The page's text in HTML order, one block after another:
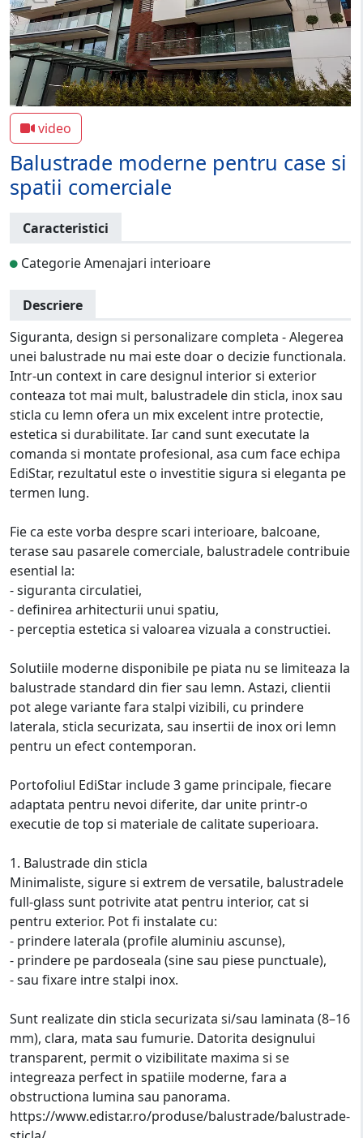
video
Balustrade moderne pentru case si
spatii comerciale
Caracteristici
Categorie Amenajari interioare
Descriere
Siguranta, design si personalizare completa - Alegerea
unei balustrade nu mai este doar o decizie functionala.
Intr-un context in care designul interior si exterior
conteaza tot mai mult, balustradele din sticla, inox sau
sticla cu lemn ofera un mix excelent intre protectie,
estetica si durabilitate. Iar cand sunt executate la
comanda si montate profesional, asa cum face echipa
EdiStar, rezultatul este o investitie sigura si eleganta pe
termen lung.
Fie ca este vorba despre scari interioare, balcoane,
terase sau pasarele comerciale, balustradele contribuie
esential la:
- siguranta circulatiei,
- definirea arhitecturii unui spatiu,
- perceptia estetica si valoarea vizuala a constructiei.
Solutiile moderne disponibile pe piata nu se limiteaza la
balustrade standard din fier sau lemn. Astazi, clientii
pot alege variante fara stalpi vizibili, cu prindere
laterala, sticla securizata, sau insertii de inox ori lemn
pentru un efect contemporan.
Portofoliul EdiStar include 3 game principale, fiecare
adaptata pentru nevoi diferite, dar unite printr-o
executie de top si materiale de calitate superioara.
1. Balustrade din sticla
Minimaliste, sigure si extrem de versatile, balustradele
full-glass sunt potrivite atat pentru interior, cat si
pentru exterior. Pot fi instalate cu:
- prindere laterala (profile aluminiu ascunse),
- prindere pe pardoseala (sine sau piese punctuale),
- sau fixare intre stalpi inox.
Sunt realizate din sticla securizata si/sau laminata (8–16
mm), clara, mata sau fumurie. Datorita designului
transparent, permit o vizibilitate maxima si se
integreaza perfect in spatiile moderne, fara a
obstructiona lumina sau panorama.
https://www.edistar.ro/produse/balustrade/balustrade-